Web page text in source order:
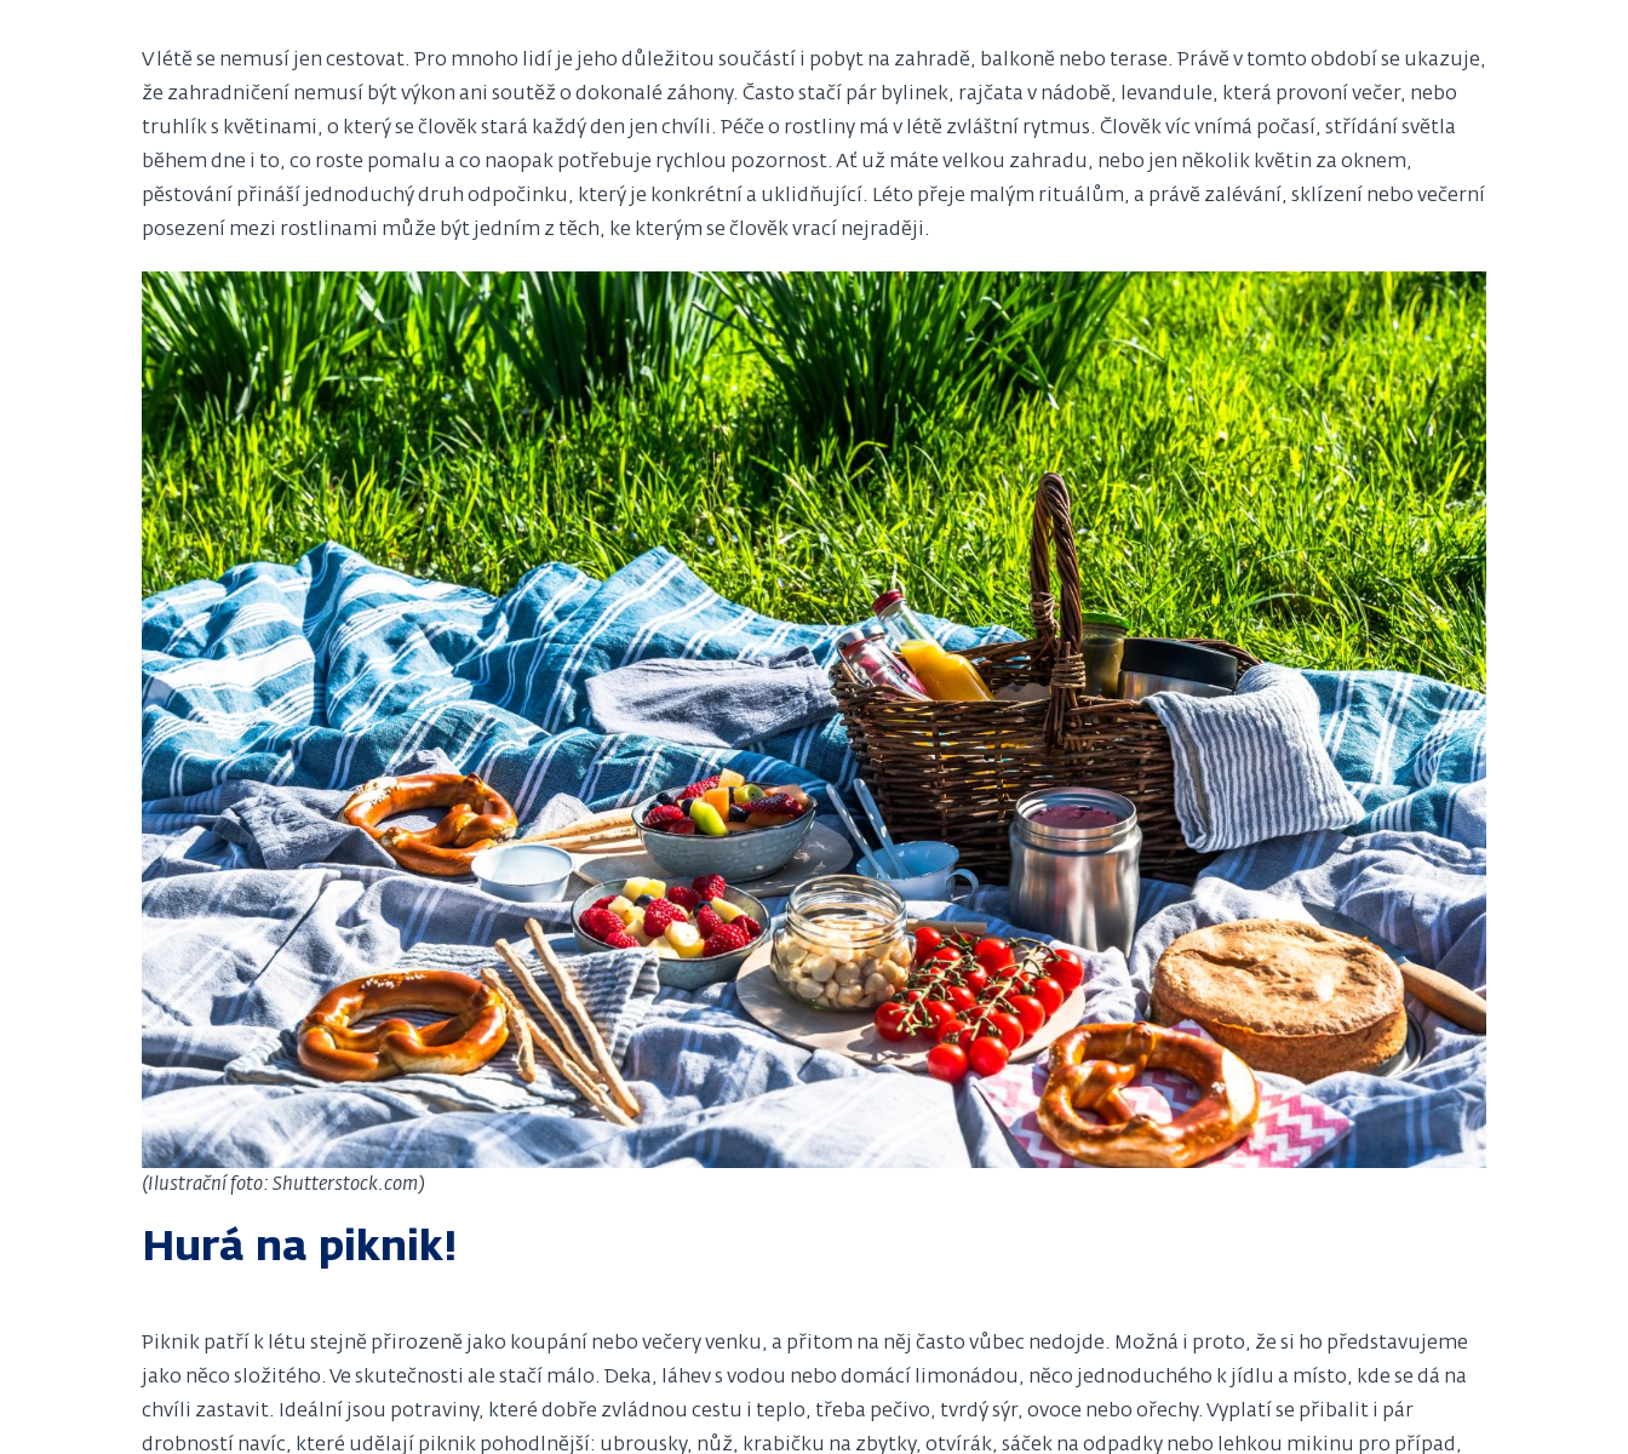
V létě se nemusí jen cestovat. Pro mnoho lidí je jeho důležitou součástí i pobyt na zahradě, balkoně nebo terase. Právě v tomto období se ukazuje,
že zahradničení nemusí být výkon ani soutěž o dokonalé záhony. Často stačí pár bylinek, rajčata v nádobě, levandule, která provoní večer, nebo
truhlík s květinami, o který se člověk stará každý den jen chvíli. Péče o rostliny má v létě zvláštní rytmus. Člověk víc vnímá počasí, střídání světla
během dne i to, co roste pomalu a co naopak potřebuje rychlou pozornost. Ať už máte velkou zahradu, nebo jen několik květin za oknem,
pěstování přináší jednoduchý druh odpočinku, který je konkrétní a uklidňující. Léto přeje malým rituálům, a právě zalévání, sklízení nebo večerní
posezení mezi rostlinami může být jedním z těch, ke kterým se člověk vrací nejraději.
(Ilustrační foto: Shutterstock.com)
Hurá na piknik!
Piknik patří k létu stejně přirozeně jako koupání nebo večery venku, a přitom na něj často vůbec nedojde. Možná i proto, že si ho představujeme
jako něco složitého. Ve skutečnosti ale stačí málo. Deka, láhev s vodou nebo domácí limonádou, něco jednoduchého k jídlu a místo, kde se dá na
chvíli zastavit. Ideální jsou potraviny, které dobře zvládnou cestu i teplo, třeba pečivo, tvrdý sýr, ovoce nebo ořechy. Vyplatí se přibalit i pár
drobností navíc, které udělají piknik pohodlnější: ubrousky, nůž, krabičku na zbytky, otvírák, sáček na odpadky nebo lehkou mikinu pro případ,